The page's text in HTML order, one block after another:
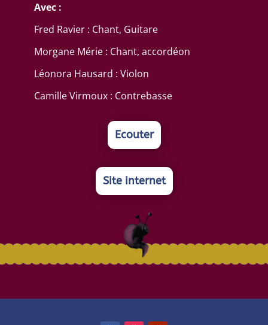
Avec :
Fred Ravier : Chant, Guitare
Morgane Mérie : Chant, accordéon
Léonora Hausard : Violon
Camille Virmoux : Contrebasse
Ecouter
Site internet